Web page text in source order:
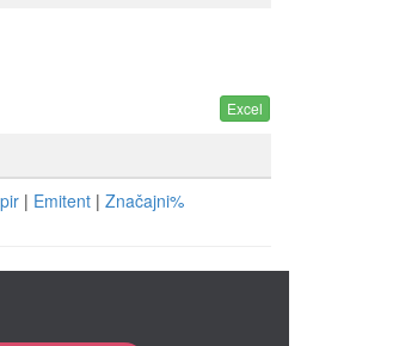
| Emitent | Značajni%